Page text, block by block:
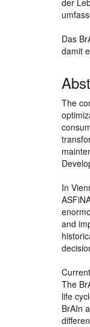
Das
damit
The
In
and
The
life
BrAIn